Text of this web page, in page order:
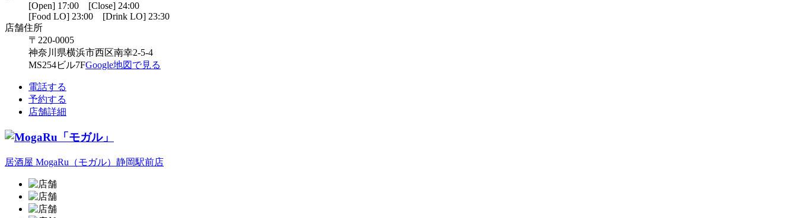
[Open] 17:00 [Close] 24:00
[Food LO] 23:00 [Drink LO] 23:30
店舗住所
〒220-0005
神奈川県横浜市西区南幸2-5-4
MS254ビル7FGoogle地図で見る
電話する
予約する
店舗詳細
居酒屋 MogaRu（モガル）静岡駅前店